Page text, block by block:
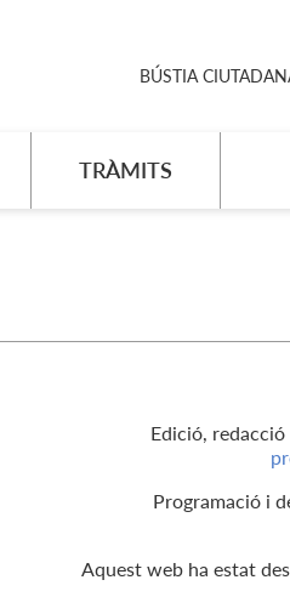
TRÀMITS
BÚSTIA
Edició,
Programació i
Aquest web ha estat